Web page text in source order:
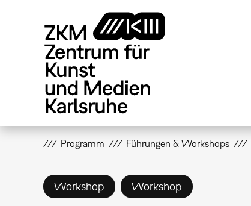
Programm Führungen & Workshops
Workshop Workshop